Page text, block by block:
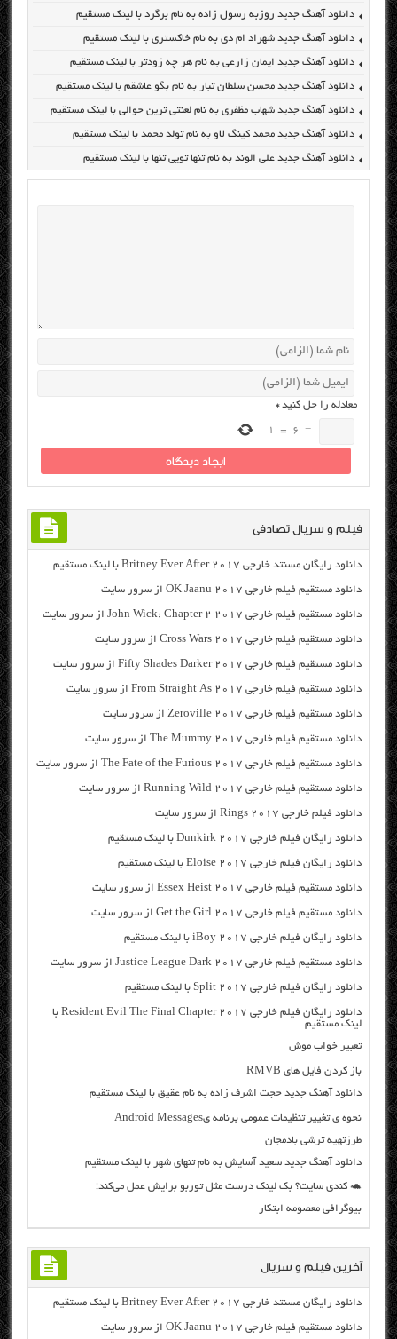
دانلود آهنگ جدید روزبه رسول زاده به نام برگرد با لینک مستقیم
دانلود آهنگ جدید شهراد ام دی به نام خاکستری با لینک مستقیم
دانلود آهنگ جدید ایمان زارعی به نام هر چه زودتر با لینک مستقیم
دانلود آهنگ جدید محسن سلطان تبار به نام بگو عاشقم با لینک مستقیم
دانلود آهنگ جدید شهاب مظفری به نام لعنتی ترین حوالی با لینک مستقیم
دانلود آهنگ جدید محمد کینگ لاو به نام تولد محمد با لینک مستقیم
دانلود آهنگ جدید علی الوند به نام تنها تویی تنها با لینک مستقیم
معادله را حل کنید*
−
6
=
1
فیلم و سریال تصادفی
دانلود رایگان مسنتد خارجی Britney Ever After 2017 با لینک مستقیم
دانلود مستقیم فیلم خارجی OK Jaanu 2017 از سرور سایت
دانلود مستقیم فیلم خارجی John Wick: Chapter 2 2017 از سرور سایت
دانلود مستقیم فیلم خارجی Cross Wars 2017 از سرور سایت
دانلود مستقیم فیلم خارجی Fifty Shades Darker 2017 از سرور سایت
دانلود مستقیم فیلم خارجی From Straight As 2017 از سرور سایت
دانلود مستقیم فیلم خارجی Zeroville 2017 از سرور سایت
دانلود مستقیم فیلم خارجی The Mummy 2017 از سرور سایت
دانلود مستقیم فیلم خارجی The Fate of the Furious 2017 از سرور سایت
دانلود مستقیم فیلم خارجی Running Wild 2017 از سرور سایت
دانلود فیلم خارجی Rings 2017 از سرور سایت
دانلود رایگان فیلم خارجی Dunkirk 2017 با لینک مستقیم
دانلود رایگان فیلم خارجی Eloise 2017 با لینک مستقیم
دانلود مستقیم فیلم خارجی Essex Heist 2017 از سرور سایت
دانلود مستقیم فیلم خارجی Get the Girl 2017 از سرور سایت
دانلود رایگان فیلم خارجی iBoy 2017 با لینک مستقیم
دانلود مستقیم فیلم خارجی Justice League Dark 2017 از سرور سایت
دانلود رایگان فیلم خارجی Split 2017 با لینک مستقیم
دانلود رایگان فیلم خارجی Resident Evil The Final Chapter 2017 با
لینک مستقیم
تعبیر خواب موش
باز کردن فایل های RMVB
دانلود آهنگ جدید حجت اشرف زاده به نام عقیق با لینک مستقیم
نحوه ی تغییر تنظیمات عمومی برنامه یAndroid Messages
طرزتهیه ترشی بادمجان
دانلود آهنگ جدید سعید آسایش به نام تنهای شهر با لینک مستقیم
🐢 کندی سایت؟ بک لینک درست مثل توربو برایش عمل می‌کند!
بیوگرافی معصومه ابتکار
آخرین فیلم و سریال
دانلود رایگان مسنتد خارجی Britney Ever After 2017 با لینک مستقیم
دانلود مستقیم فیلم خارجی OK Jaanu 2017 از سرور سایت